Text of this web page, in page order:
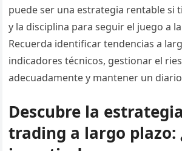
puede ser una estrategia rentable si
y la disciplina para seguir el juego a
Recuerda identificar tendencias a
indicadores técnicos, gestionar el
adecuadamente y mantener un
Descubre la
trading a largo plazo: